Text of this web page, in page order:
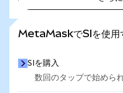
MetaMaskでSIを使用
SIを購入
数回のタップで始めら